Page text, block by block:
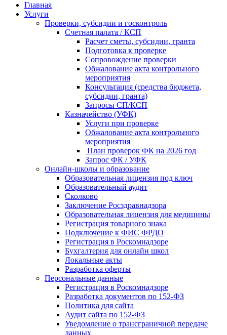
Главная
Услуги
Проверки, субсидии и госконтроль
Счетная палата / КСП
Расчет сметы, субсидии, гранта
Подготовка к проверке
Сопровождение проверки
Обжалование акта контрольного
мероприятия
Консультация (средства бюджета,
субсидии, гранта)
Запросы СП/КСП
Казначейство (УФК)
Услуги при проверке
Обжалование акта контрольного
мероприятия
План проверок ФК на 2026 год
Запрос ФК / УФК
Онлайн-школы и образование
Образовательная лицензия под ключ
Образовательный аудит
Сколково
Заключение Росздравнадзора
Образовательная лицензия для медицины
Регистрация товарного знака
Подключение к ФИС ФРДО
Регистрация в Роскомнадзоре
Бухгалтерия для онлайн школ
Локальные акты
Разработка оферты
Персональные данные
Регистрация в Роскомнадзоре
Разработка документов по 152-ФЗ
Политика для сайта
Аудит сайта по 152-ФЗ
Уведомление о трансграничной передаче
данных